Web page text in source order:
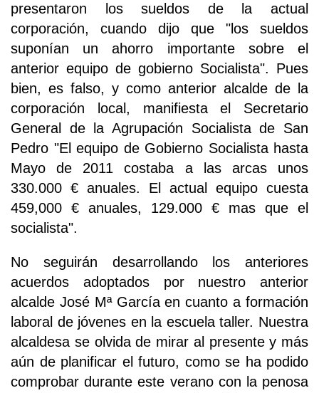
presentaron los sueldos de la actual
corporación, cuando dijo que "los sueldos
suponían un ahorro importante sobre el
anterior equipo de gobierno Socialista". Pues
bien, es falso, y como anterior alcalde de la
corporación local, manifiesta el Secretario
General de la Agrupación Socialista de San
Pedro "El equipo de Gobierno Socialista hasta
Mayo de 2011 costaba a las arcas unos
330.000 € anuales. El actual equipo cuesta
459,000 € anuales, 129.000 € mas que el
socialista".
No seguirán desarrollando los anteriores
acuerdos adoptados por nuestro anterior
alcalde José Mª García en cuanto a formación
laboral de jóvenes en la escuela taller. Nuestra
alcaldesa se olvida de mirar al presente y más
aún de planificar el futuro, como se ha podido
comprobar durante este verano con la penosa